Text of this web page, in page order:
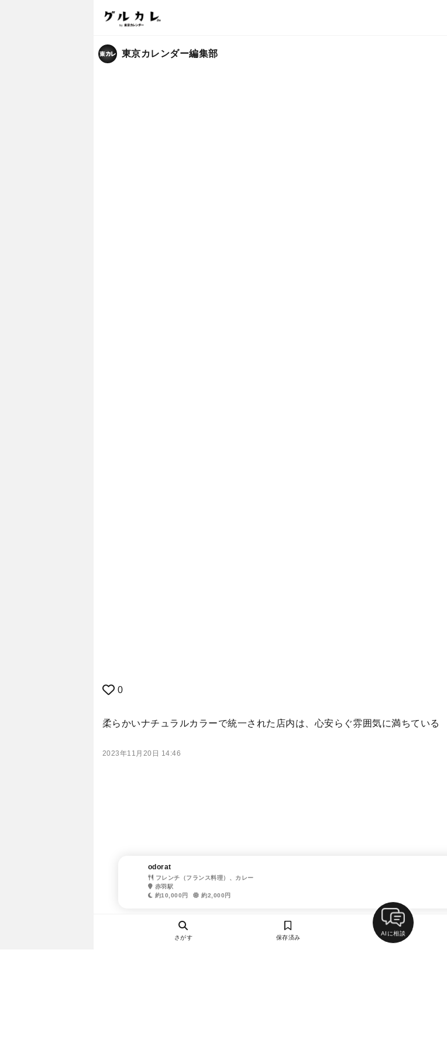
東京カレンダー編集部
0
柔らかいナチュラルカラーで統一された店内は、心安らぐ雰囲気に満ちている
2023年11月20日 14:46
odorat
フレンチ（フランス料理）、カレー
赤羽駅
約10,000円
約2,000円
さがす 保存済み
AIに相談